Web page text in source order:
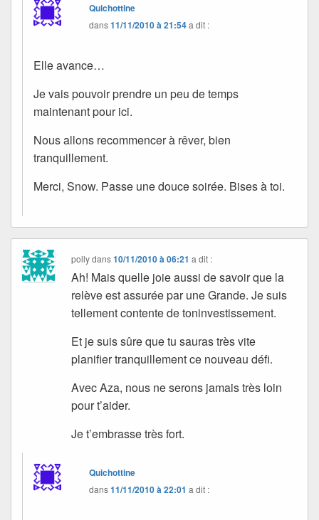
Quichottine
dans11/11/2010 à 21:54a dit :
Elle avance…
Je vais pouvoir prendre un peu de temps
maintenant pour ici.
Nous allons recommencer à rêver, bien
tranquillement.
Merci, Snow. Passe une douce soirée. Bises à toi.
pollydans10/11/2010 à 06:21 a dit :
Ah! Mais quelle joie aussi de savoir que la
relève est assurée par une Grande. Je suis
tellement contente de toninvestissement.
Et je suis sûre que tu sauras très vite
planifier tranquillement ce nouveau défi.
Avec Aza, nous ne serons jamais très loin
pour t’aider.
Je t’embrasse très fort.
Quichottine
dans11/11/2010 à 22:01 a dit :